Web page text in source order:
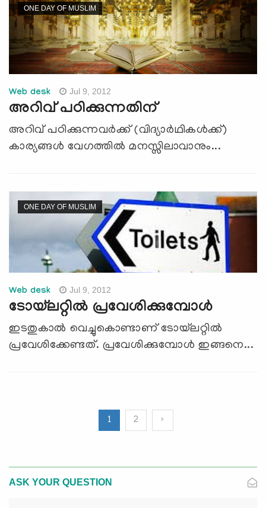
ONE DAY OF MUSLIM
Web desk Jul 9, 2012
അറിവ് പഠിക്കുന്നതിന്
അറിവ് പഠിക്കുന്നവര്‍ക്ക് (വിദ്യാര്‍ഥികള്‍ക്ക്)
കാര്യങ്ങള്‍ വേഗത്തില്‍ മനസ്സിലാവാനും...
ONE DAY OF MUSLIM
Web desk Jul 9, 2012
ടോയ്‌ലറ്റില്‍ പ്രവേശിക്കുമ്പോള്‍
ഇടതുകാല്‍ വെച്ചുകൊണ്ടാണ് ടോയ്‌ലറ്റില്‍
പ്രവേശിക്കേണ്ടത്. പ്രവേശിക്കുമ്പോള്‍ ഇങ്ങനെ...
1 2 ›
ASK YOUR QUESTION